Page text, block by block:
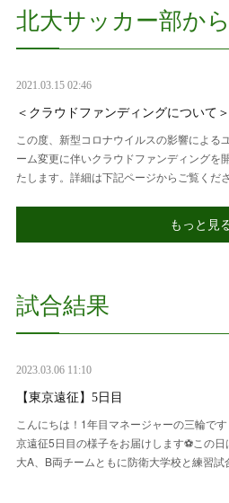
北大サッカー部か
2021.03.15 02:46
＜クラウドファンディングについて＞
この度、新型コロナウイルスの影響による
ーム変更に伴いクラウドファンディングを
たします。詳細は下記ページからご覧くださ
もっと見
試合結果
2023.03.06 11:10
【東京遠征】5日目
こんにちは！1年目マネージャーの三輪で
京遠征5日目の様子をお届けします⚽️この日
大A、B両チームともに防衛大学校と練習